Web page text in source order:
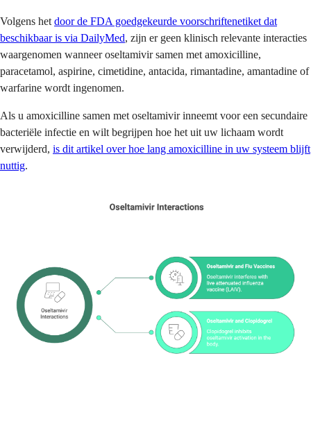
Volgens het door de FDA goedgekeurde voorschriftenetiket dat
beschikbaar is via DailyMed, zijn er geen klinisch relevante interacties
waargenomen wanneer oseltamivir samen met amoxicilline,
paracetamol, aspirine, cimetidine, antacida, rimantadine, amantadine of
warfarine wordt ingenomen.
Als u amoxicilline samen met oseltamivir inneemt voor een secundaire
bacteriële infectie en wilt begrijpen hoe het uit uw lichaam wordt
verwijderd, is dit artikel over hoe lang amoxicilline in uw systeem blijft
nuttig.